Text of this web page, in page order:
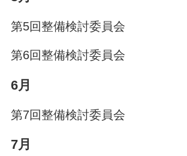
第5回整備検討委員会
第6回整備検討委員会
6月
第7回整備検討委員会
7月